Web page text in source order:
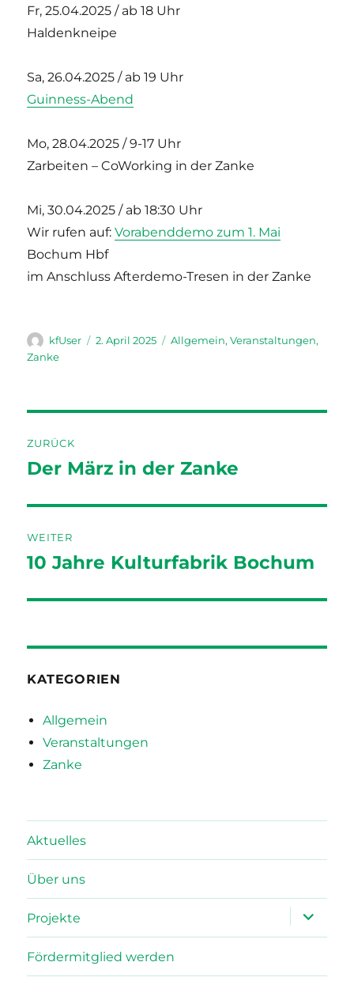
Fr, 25.04.2025 / ab 18 Uhr
Haldenkneipe
Sa, 26.04.2025 / ab 19 Uhr
Guinness-Abend
Mo, 28.04.2025 / 9-17 Uhr
Zarbeiten – CoWorking in der Zanke
Mi, 30.04.2025 / ab 18:30 Uhr
Wir rufen auf:Vorabenddemo zum 1. Mai
Bochum Hbf
im Anschluss Afterdemo-Tresen in der Zanke
Autor
kfUser
Veröffentlicht
2. April 2025 Kategorien
Allgemein,Veranstaltungen,
Zanke
ZURÜCK
Vorheriger
Der März in der Zanke
WEITER
Nächster
10 Jahre Kulturfabrik Bochum
KATEGORIEN
Allgemein
Veranstaltungen
Zanke
Aktuelles
Über uns
Projekte
öffnen
Fördermitglied werden